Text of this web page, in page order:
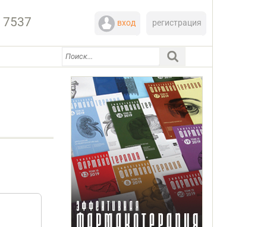
7537 вход регистрация